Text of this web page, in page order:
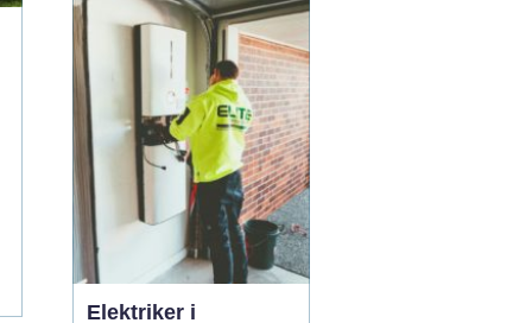
minuter kännas som
timmar. En
pålitlig
bärgare Östersund blir...
Elektriker i